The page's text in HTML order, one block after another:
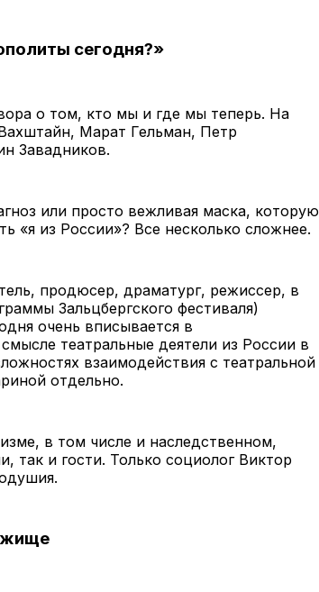
сегодня?»
о том, кто мы и где мы теперь. На
Марат Гельман, Петр
Завадников.
или просто вежливая маска, которую
«я из России»? Все несколько сложнее.
продюсер, драматург, режиссер, в
Зальцбергского фестиваля)
очень вписывается в
театральные деятели из России в
взаимодействия с театральной
отдельно.
в том числе и наследственном,
так и гости. Только социолог Виктор